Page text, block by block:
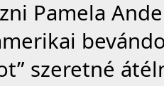
Pamela
szeretné